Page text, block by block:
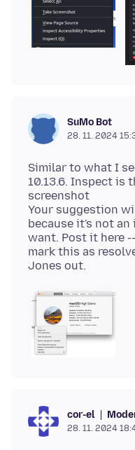
SuMo Bot
28. 11. 2024
Similar to what I
10.13.6. Inspect is
screenshot
Your suggestion
because it's not
want. Post it here
mark this as
cor-el
28. 11. 2024